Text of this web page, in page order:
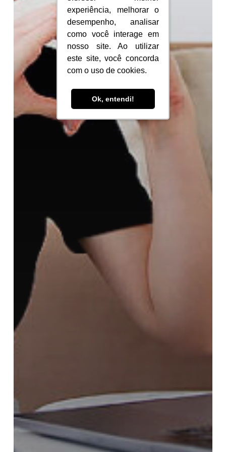
experiência, melhorar o
desempenho, analisar
como você interage em
nosso site. Ao utilizar
este site, você concorda
com o uso de cookies.
Ok, entendi!
experiência, melhorar o
desempenho, analisar
como você interage em
nosso site. Ao utilizar
este site, você concorda
com o uso de cookies.
Ok, entendi!